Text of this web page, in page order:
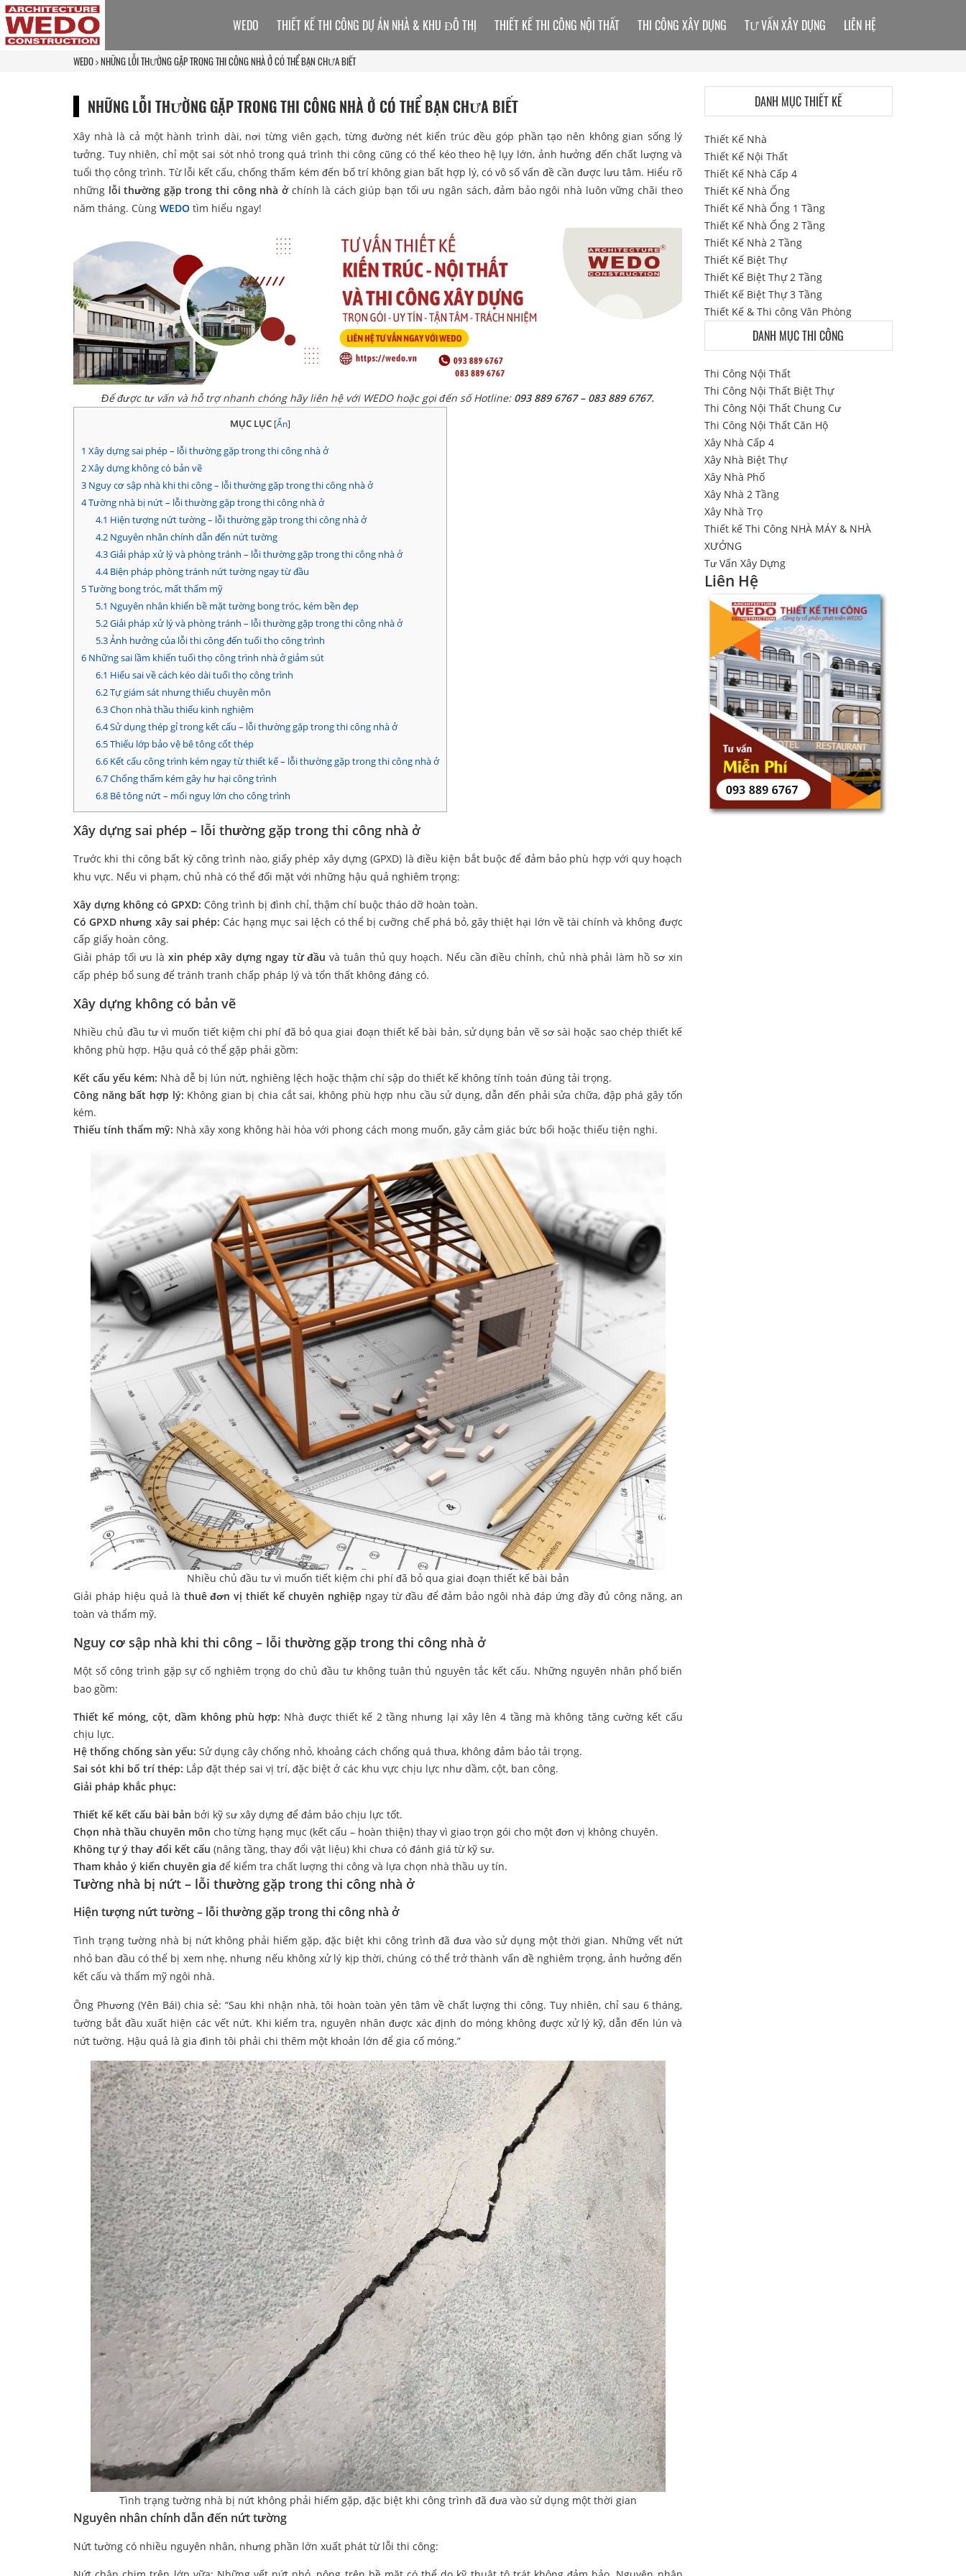
WEDO NHỮNG LỖI THƯỜNG GẶP TRONG THI CÔNG NHÀ Ở CÓ THỂ BẠN CHƯA BIẾT
NHỮNG LỖI THƯỜNG GẶP TRONG THI CÔNG NHÀ Ở CÓ THỂ BẠN CHƯA BIẾT
Xây nhà là cả một hành trình dài, nơi từng viên gạch, từng đường nét kiến trúc đều góp phần tạo nên không gian sống lý
tưởng. Tuy nhiên, chỉ một sai sót nhỏ trong quá trình thi công cũng có thể kéo theo hệ lụy lớn, ảnh hưởng đến chất lượng và
tuổi thọ công trình. Từ lỗi kết cấu, chống thấm kém đến bố trí không gian bất hợp lý, có vô số vấn đề cần được lưu tâm. Hiểu rõ
những lỗi thường gặp trong thi công nhà ởchính là cách giúp bạn tối ưu ngân sách, đảm bảo ngôi nhà luôn vững chãi theo
năm tháng. Cùng WEDO tìm hiểu ngay!
Để được tư vấn và hỗ trợ nhanh chóng hãy liên hệ với WEDO hoặc gọi đến số Hotline: 093 889 6767 – 083 889 6767.
MỤC LỤC [Ẩn]
1 Xây dựng sai phép – lỗi thường gặp trong thi công nhà ở
2Xây dựng không có bản vẽ
3 Nguy cơ sập nhà khi thi công – lỗi thường gặp trong thi công nhà ở
4Tường nhà bị nứt – lỗi thường gặp trong thi công nhà ở
4.1 Hiện tượng nứt tường – lỗi thường gặp trong thi công nhà ở
4.2Nguyên nhân chính dẫn đến nứt tường
4.3Giải pháp xử lý và phòng tránh – lỗi thường gặp trong thi công nhà ở
4.4Biện pháp phòng tránh nứt tường ngay từ đầu
5Tường bong tróc, mất thẩm mỹ
5.1 Nguyên nhân khiến bề mặt tường bong tróc, kém bền đẹp
5.2Giải pháp xử lý và phòng tránh – lỗi thường gặp trong thi công nhà ở
5.3Ảnh hưởng của lỗi thi công đến tuổi thọ công trình
6 Những sai lầm khiến tuổi thọ công trình nhà ở giảm sút
6.1 Hiểu sai về cách kéo dài tuổi thọ công trình
6.2Tự giám sát nhưng thiếu chuyên môn
6.3Chọn nhà thầu thiếu kinh nghiệm
6.4Sử dụng thép gỉ trong kết cấu – lỗi thường gặp trong thi công nhà ở
6.5Thiếu lớp bảo vệ bê tông cốt thép
6.6Kết cấu công trình kém ngay từ thiết kế – lỗi thường gặp trong thi công nhà ở
6.7Chống thấm kém gây hư hại công trình
6.8Bê tông nứt – mối nguy lớn cho công trình
Xây dựng sai phép – lỗi thường gặp trong thi công nhà ở
Trước khi thi công bất kỳ công trình nào, giấy phép xây dựng (GPXD) là điều kiện bắt buộc để đảm bảo phù hợp với quy hoạch
khu vực. Nếu vi phạm, chủ nhà có thể đối mặt với những hậu quả nghiêm trọng:
Xây dựng không có GPXD: Công trình bị đình chỉ, thậm chí buộc tháo dỡ hoàn toàn.
Có GPXD nhưng xây sai phép: Các hạng mục sai lệch có thể bị cưỡng chế phá bỏ, gây thiệt hại lớn về tài chính và không được
cấp giấy hoàn công.
Giải pháp tối ưu là xin phép xây dựng ngay từ đầu và tuân thủ quy hoạch. Nếu cần điều chỉnh, chủ nhà phải làm hồ sơ xin
cấp phép bổ sung để tránh tranh chấp pháp lý và tổn thất không đáng có.
Xây dựng không có bản vẽ
Nhiều chủ đầu tư vì muốn tiết kiệm chi phí đã bỏ qua giai đoạn thiết kế bài bản, sử dụng bản vẽ sơ sài hoặc sao chép thiết kế
không phù hợp. Hậu quả có thể gặp phải gồm:
Kết cấu yếu kém: Nhà dễ bị lún nứt, nghiêng lệch hoặc thậm chí sập do thiết kế không tính toán đúng tải trọng.
Công năng bất hợp lý: Không gian bị chia cắt sai, không phù hợp nhu cầu sử dụng, dẫn đến phải sửa chữa, đập phá gây tốn
kém.
Thiếu tính thẩm mỹ: Nhà xây xong không hài hòa với phong cách mong muốn, gây cảm giác bức bối hoặc thiếu tiện nghi.
Nhiều chủ đầu tư vì muốn tiết kiệm chi phí đã bỏ qua giai đoạn thiết kế bài bản
Giải pháp hiệu quả là thuê đơn vị thiết kế chuyên nghiệp ngay từ đầu để đảm bảo ngôi nhà đáp ứng đầy đủ công năng, an
toàn và thẩm mỹ.
Nguy cơ sập nhà khi thi công – lỗi thường gặp trong thi công nhà ở
Một số công trình gặp sự cố nghiêm trọng do chủ đầu tư không tuân thủ nguyên tắc kết cấu. Những nguyên nhân phổ biến
bao gồm:
Thiết kế móng, cột, dầm không phù hợp: Nhà được thiết kế 2 tầng nhưng lại xây lên 4 tầng mà không tăng cường kết cấu
chịu lực.
Hệ thống chống sàn yếu: Sử dụng cây chống nhỏ, khoảng cách chống quá thưa, không đảm bảo tải trọng.
Sai sót khi bố trí thép: Lắp đặt thép sai vị trí, đặc biệt ở các khu vực chịu lực như dầm, cột, ban công.
Giải pháp khắc phục:
Thiết kế kết cấu bài bản bởi kỹ sư xây dựng để đảm bảo chịu lực tốt.
Chọn nhà thầu chuyên môn cho từng hạng mục (kết cấu – hoàn thiện) thay vì giao trọn gói cho một đơn vị không chuyên.
Không tự ý thay đổi kết cấu (nâng tầng, thay đổi vật liệu) khi chưa có đánh giá từ kỹ sư.
Tham khảo ý kiến chuyên gia để kiểm tra chất lượng thi công và lựa chọn nhà thầu uy tín.
Tường nhà bị nứt – lỗi thường gặp trong thi công nhà ở
Hiện tượng nứt tường – lỗi thường gặp trong thi công nhà ở
Tình trạng tường nhà bị nứt không phải hiếm gặp, đặc biệt khi công trình đã đưa vào sử dụng một thời gian. Những vết nứt
nhỏ ban đầu có thể bị xem nhẹ, nhưng nếu không xử lý kịp thời, chúng có thể trở thành vấn đề nghiêm trọng, ảnh hưởng đến
kết cấu và thẩm mỹ ngôi nhà.
Ông Phương (Yên Bái) chia sẻ: “Sau khi nhận nhà, tôi hoàn toàn yên tâm về chất lượng thi công. Tuy nhiên, chỉ sau 6 tháng,
tường bắt đầu xuất hiện các vết nứt. Khi kiểm tra, nguyên nhân được xác định do móng không được xử lý kỹ, dẫn đến lún và
nứt tường. Hậu quả là gia đình tôi phải chi thêm một khoản lớn để gia cố móng.”
Tình trạng tường nhà bị nứt không phải hiếm gặp, đặc biệt khi công trình đã đưa vào sử dụng một thời gian
Nguyên nhân chính dẫn đến nứt tường
Nứt tường có nhiều nguyên nhân, nhưng phần lớn xuất phát từ lỗi thi công:
WEDO THIẾT KẾ THI CÔNG DỰ ÁN NHÀ & KHU ĐÔ THỊ THIẾT KẾ THI CÔNG NỘI THẤT THI CÔNG XÂY DỰNG TƯ VẤN XÂY DỰNG LIÊN HỆ
DANH MỤC THIẾT KẾ
Thiết Kế Nhà
Thiết Kế Nội Thất
Thiết Kế Nhà Cấp 4
Thiết Kế Nhà Ống
Thiết Kế Nhà Ống 1 Tầng
Thiết Kế Nhà Ống 2 Tầng
Thiết Kế Nhà 2 Tầng
Thiết Kế Biệt Thự
Thiết Kế Biệt Thự 2 Tầng
Thiết Kế Biệt Thự 3 Tầng
Thiết Kế & Thi công Văn Phòng
DANH MỤC THI CÔNG
Thi Công Nội Thất
Thi Công Nội Thất Biệt Thự
Thi Công Nội Thất Chung Cư
Thi Công Nội Thất Căn Hộ
Xây Nhà Cấp 4
Xây Nhà Biệt Thự
Xây Nhà Phố
Xây Nhà 2 Tầng
Xây Nhà Trọ
Thiết kế Thi Công NHÀ MÁY & NHÀ
XƯỞNG
Tư Vấn Xây Dựng
Liên Hệ